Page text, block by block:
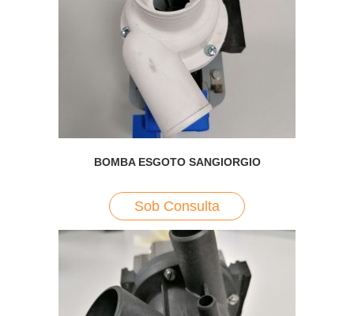
BOMBA ESGOTO SANGIORGIO
Sob Consulta